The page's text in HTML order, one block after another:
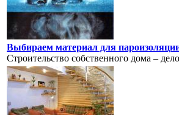
Выбираем материал для
Строительство собственного дома –